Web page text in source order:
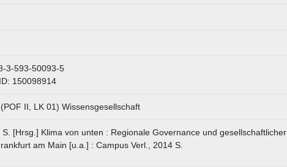
3-593-50093-5
150098914
II, LK 01) Wissensgesellschaft
S. [Hrsg.] Klima von unten : Regionale Governance und gesellschaftlicher
am Main [u.a.] : Campus Verl., 2014 S.